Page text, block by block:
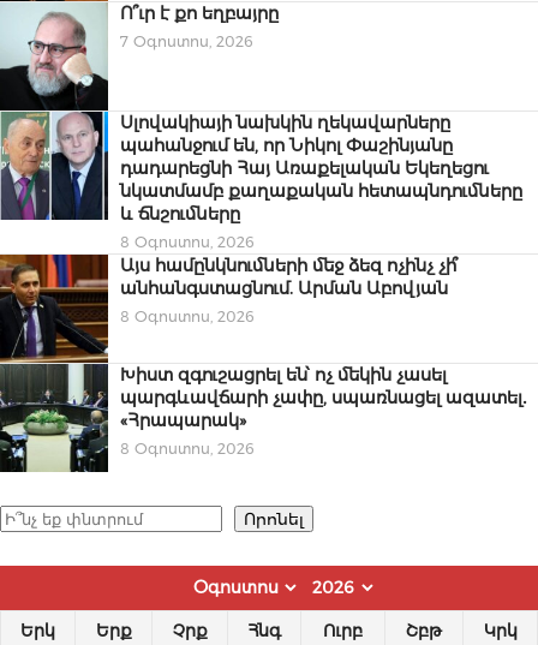
Ո՞ւր է քո եղբայրը
7 Օգոստոս, 2026
Սլովակիայի նախկին ղեկավարները
պահանջում են, որ Նիկոլ Փաշինյանը
դադարեցնի Հայ Առաքելական Եկեղեցու
նկատմամբ քաղաքական հետապնդումները
և ճնշումները
8 Օգոստոս, 2026
Այս համընկնումների մեջ ձեզ ոչինչ չի՞
անհանգստացնում. Արման Աբովյան
8 Օգոստոս, 2026
Խիստ զգուշացրել են՝ ոչ մեկին չասել
պարգևավճարի չափը, սպառնացել ազատել․
«Հրապարակ»
8 Օգոստոս, 2026
Որոնել Որոնել
Երկ Երք Չրք Հնգ Ուրբ Շբթ Կրկ